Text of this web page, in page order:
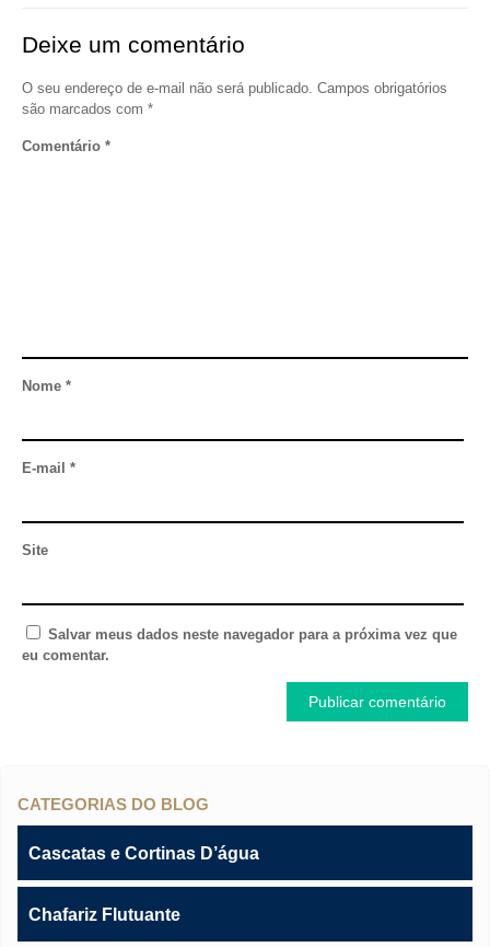
Deixe um comentário
O seu endereço de e-mail não será publicado. Campos obrigatórios
são marcados com *
Comentário *
Nome *
E-mail *
Site
Salvar meus dados neste navegador para a próxima vez que
eu comentar.
CATEGORIAS DO BLOG
Cascatas e Cortinas D’água
Chafariz Flutuante